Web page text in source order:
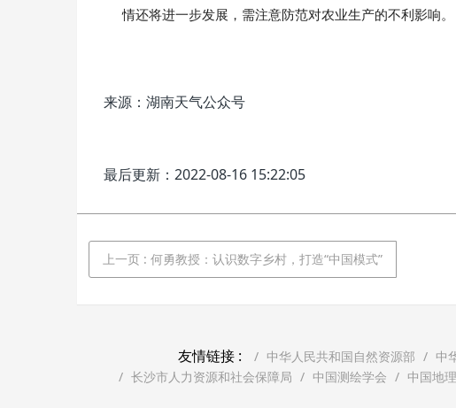
情还将进一步发展，需注意防范对农业生产的不利影响。
来源：湖南天气公众号
最后更新：2022-08-16 15:22:05
上一页 : 何勇教授：认识数字乡村，打造“中国模式”
友情链接 : 中华人民共和国自然资源部 中
长沙市人力资源和社会保障局
中国测绘学会 中国地